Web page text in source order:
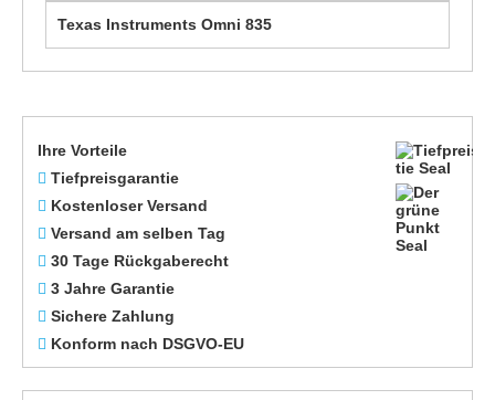
Ihre Vorteile
Tiefpreisgarantie
Kostenloser Versand
Versand am selben Tag
30 Tage Rückgaberecht
3 Jahre Garantie
Sichere Zahlung
Konform nach DSGVO-EU
Texas Instruments Omni 835